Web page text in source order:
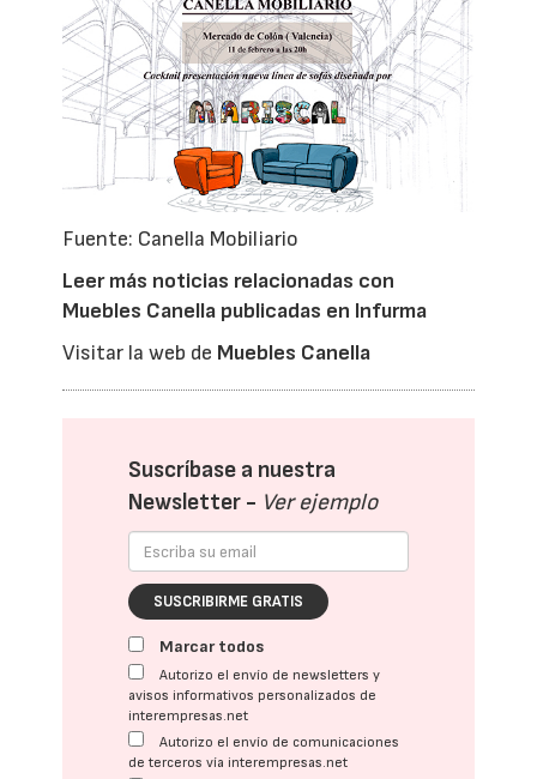
Fuente: Canella Mobiliario
Leer más noticias relacionadas con
Muebles Canella publicadas en Infurma
Visitar la web de Muebles Canella
Suscríbase a nuestra
Newsletter - Ver ejemplo
SUSCRIBIRME GRATIS
Marcar todos
Autorizo el envío de newsletters y
avisos informativos personalizados de
interempresas.net
Autorizo el envío de comunicaciones
de terceros vía interempresas.net